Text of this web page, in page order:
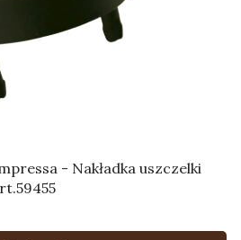
- Nakładka uszczelki